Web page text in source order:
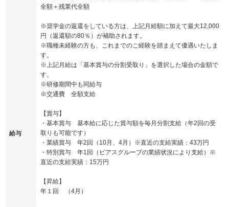
給与
全額＋残業代全額
※奨学金の返還をしている方は、上記月給額に加えて最大12,000
円（返還額の80％）が補助されます。
※職種未経験の方も、これまでのご経験を踏まえて優遇いたしま
す。
※上記月給は「基本賞与の分割受取り」を選択した場合の金額で
す。
※研修期間中も同給与
※交通費 全額支給
【賞与】
・基本賞与 基本給に応じた賞与額を毎月分割支給（年2回の受
取りも可能です）
・業績賞与 年2回（10月、4月）※直近の支給実績：43万円
・特別賞与 年1回（ピアスグループの業績状況により支給）※
直近の支給実績：15万円
【昇給】
年１回 （4月）